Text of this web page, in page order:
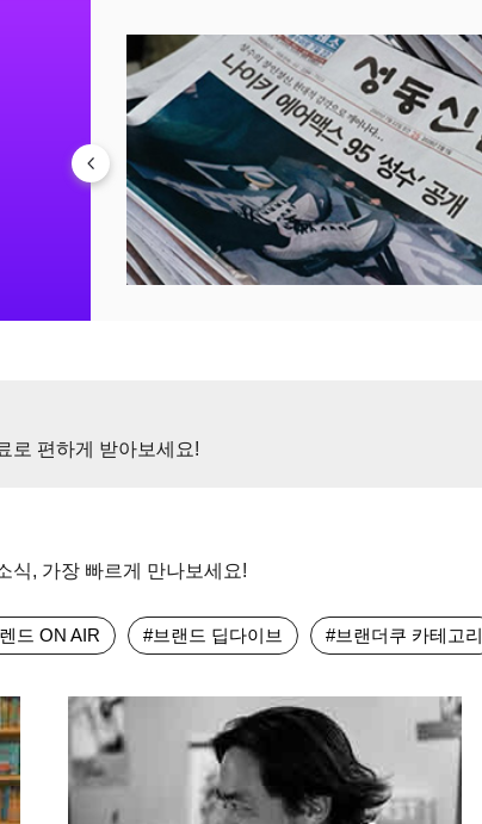
로 편하게 받아보세요!
식, 가장 빠르게 만나보세요!
드 ON AIR #브랜드 딥다이브 #브랜더쿠 카테고리